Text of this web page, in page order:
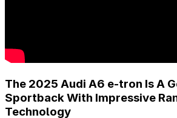
The 2025 Audi A6 e-tron Is A
Sportback With Impressive
Technology